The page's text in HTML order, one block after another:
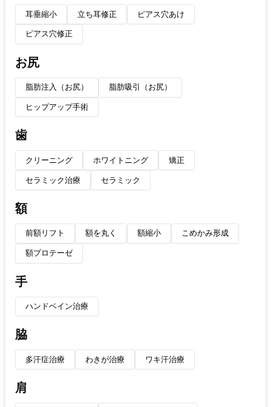
耳垂縮小 立ち耳修正 ピアス穴あけ
ピアス穴修正
お尻
脂肪注入（お尻） 脂肪吸引（お尻）
ヒップアップ手術
歯
クリーニング ホワイトニング 矯正
セラミック治療 セラミック
額
前額リフト 額を丸く 額縮小 こめかみ形成
額プロテーゼ
手
ハンドベイン治療
脇
多汗症治療 わきが治療 ワキ汗治療
肩